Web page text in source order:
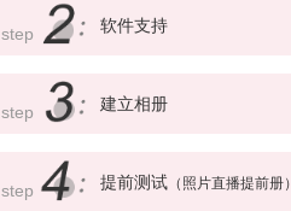
step 软件支持
step 建立相册
step 提前测试 （照片直播提前册）